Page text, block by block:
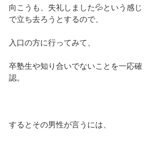
向こうも、失礼しました💦という感じ
で立ち去ろうとするので、
入口の方に行ってみて、
卒塾生や知り合いでないことを一応確
認。
するとその男性が言うには、